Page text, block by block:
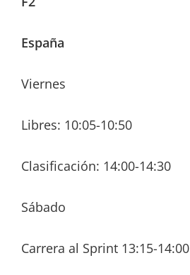
España
Viernes
Libres: 10:05-10:50
Clasificación: 14:00-14:30
Sábado
Carrera al Sprint 13:15-14:00